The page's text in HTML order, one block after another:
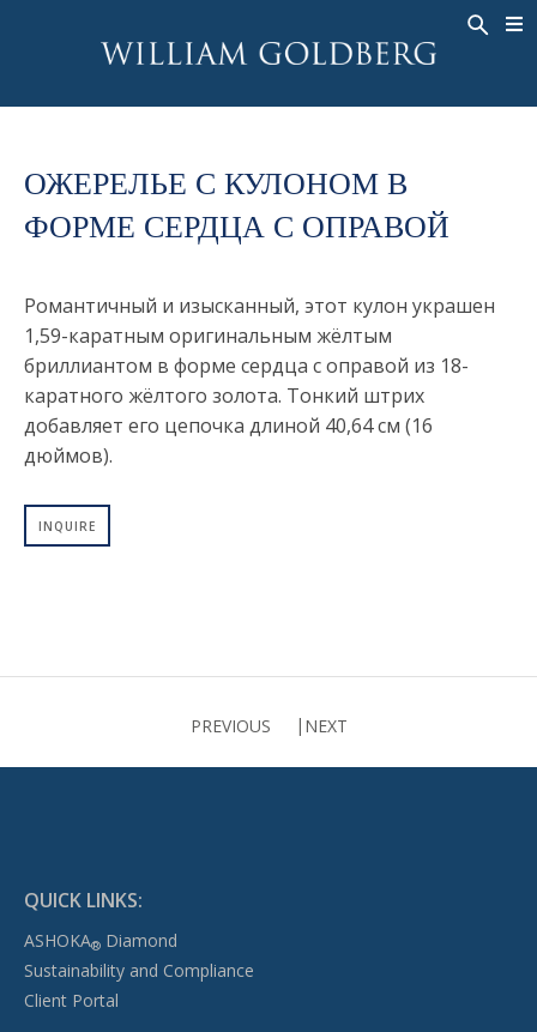
ЭКСКЛЮЗИВНЫЕ ЮВЕЛИРНЫЕ
СЕРЬГИ
БРАСЛЕТЫ
НАРУЧНЫЕ ЧАСЫ
ФАНТАЗИЙНЫЕ ЦВЕТА
ASHOKA ЮВЕЛИРНЫЕ ИЗДЕЛИЯ
КОЛЬЦА
BANDS
КОЛЬЕ
ПОДВЕСКИ
СЕРЬГИ
БРАСЛЕТЫ
TALISMAN
НАРУЧНЫЕ ЧАСЫ
ИСТОРИЯ
ASHOKA®
ОЖЕРЕЛЬЕ С КУЛОНОМ В
ФОРМЕ СЕРДЦА С ОПРАВОЙ
Романтичный и изысканный, этот кулон украшен
1,59-каратным оригинальным жёлтым
бриллиантом в форме сердца с оправой из 18-
каратного жёлтого золота. Тонкий штрих
добавляет его цепочка длиной 40,64 см (16
дюймов).
INQUIRE
PREVIOUS NEXT
QUICK LINKS:
ASHOKA®Diamond
Sustainability and Compliance
Client Portal